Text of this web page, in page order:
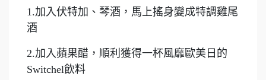
1.加入伏特加、琴酒，馬上搖身變成特調雞尾
酒
2.加入蘋果醋，順利獲得一杯風靡歐美日的
Switchel飲料